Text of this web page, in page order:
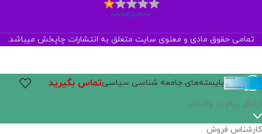
تمامی حقوق مادی و معنوی سایت متعلق به انتشارات چاپخش میباشد.
بایسته‌های جامعه شناسی سیاسیتماس بگیرید